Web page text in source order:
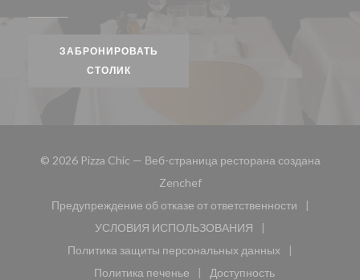
ЗАБРОНИРОВАТЬ
СТОЛИК
© 2026 Pizza Chic — Веб-страница ресторана создана
Zenchef((открывается в новом окне))
Предупреждение об отказе от ответственности
((открывается в новом окне))
УСЛОВИЯ ИСПОЛЬЗОВАНИЯ
((открывается в новом окне))
Политика защиты персональных данных
((открывается в новом окне))
Политика печенье
Доступность